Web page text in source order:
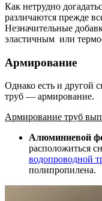
Как нетрудно
различаются прежде
Незначительные
эластичным или
Армирование
Однако есть и другой
труб — армирование.
Армирование труб
Алюминиевой
расположиться
водопроводной
полипропилена.